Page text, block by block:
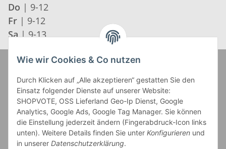
Do | 9-12
Fr | 9-12
Sa | 9-13
Wie wir Cookies & Co nutzen
Durch Klicken auf „Alle akzeptieren“ gestatten Sie den
Einsatz folgender Dienste auf unserer Website:
SHOPVOTE, OSS Lieferland Geo-Ip Dienst, Google
Analytics, Google Ads, Google Tag Manager. Sie können
die Einstellung jederzeit ändern (Fingerabdruck-Icon links
unten). Weitere Details finden Sie unter Konfigurieren und
in unserer Datenschutzerklärung.